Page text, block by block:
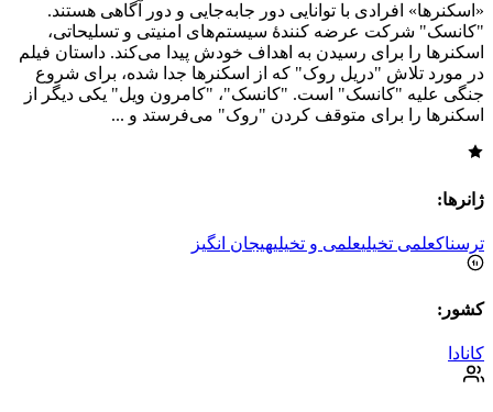
«اسکنرها» افرادی با توانایی دور جابه‌جایی و دور آگاهی هستند.
"کانسک" شرکت عرضه کنندهٔ سیستم‌های امنیتی و تسلیحاتی،
اسکنرها را برای رسیدن به اهداف خودش پیدا می‌کند. داستان فیلم
در مورد تلاش "دریل روک" که از اسکنرها جدا شده، برای شروع
جنگی علیه "کانسک" است. "کانسک"، "کامرون ویل" یکی دیگر از
اسکنرها را برای متوقف کردن "روک" می‌فرستد و ...
ژانرها:
ترسناکعلمی تخیلیعلمی و تخیلیهیجان انگیز
کشور:
کانادا